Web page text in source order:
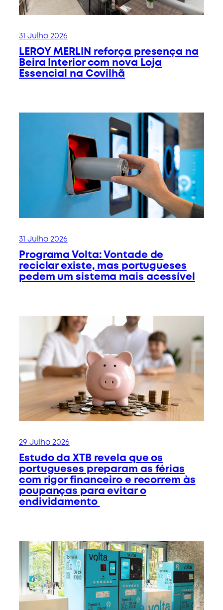
31 Julho 2026
LEROY MERLIN reforça presença na
Beira Interior com nova Loja
Essencial na Covilhã
31 Julho 2026
Programa Volta: Vontade de
reciclar existe, mas portugueses
pedem um sistema mais acessível
29 Julho 2026
Estudo da XTB revela que os
portugueses preparam as férias
com rigor financeiro e recorrem às
poupanças para evitar o
endividamento